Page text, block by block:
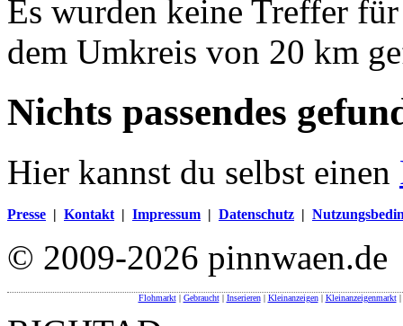
Es wurden keine Treffer
dem Umkreis von 20 km
Nichts passendes
Hier kannst du selbst einen
Presse | Kontakt | Impressum | Datenschutz |
© 2009-2026 pinnwaen.de
Flohmarkt| Gebraucht| Inserieren| Kleinanzeigen| Kleinanzeigenmarkt|